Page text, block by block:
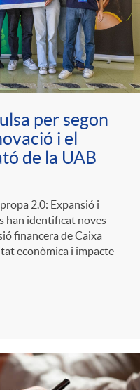
per segon
i el
de la UAB
2.0: Expansió i
han identificat noves
financera de Caixa
econòmica i impacte